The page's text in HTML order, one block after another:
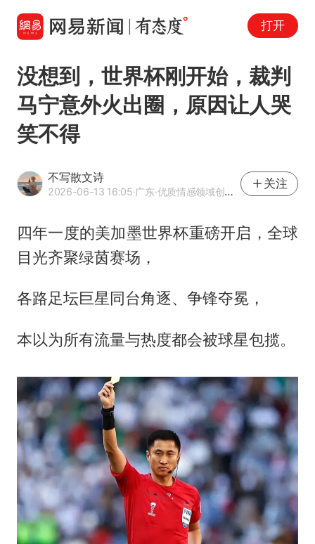
打开
没想到，世界杯刚开始，裁判
马宁意外火出圈，原因让人哭
笑不得
不写散文诗
2026-06-13 16:05·广东·优质情感领域创作者
关注
四年一度的美加墨世界杯重磅开启，全球
目光齐聚绿茵赛场，
各路足坛巨星同台角逐、争锋夺冕，
本以为所有流量与热度都会被球星包揽。